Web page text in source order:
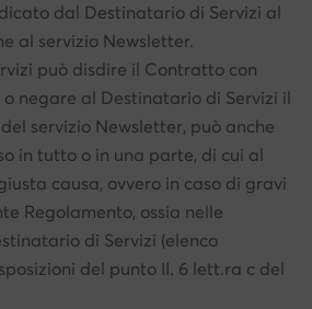
dal Destinatario di Servizi al
al servizio Newsletter.
può disdire il Contratto con
negare al Destinatario di Servizi il
servizio Newsletter, può anche
in tutto o in una parte, di cui al
causa, ovvero in caso di gravi
Regolamento, ossia nelle
di Servizi (elenco
del punto II. 6 lett.ra c del